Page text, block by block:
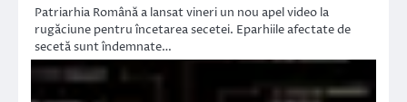
Patriarhia Română a lansat vineri un nou apel video la
rugăciune pentru încetarea secetei. Eparhiile afectate de
secetă sunt îndemnate…